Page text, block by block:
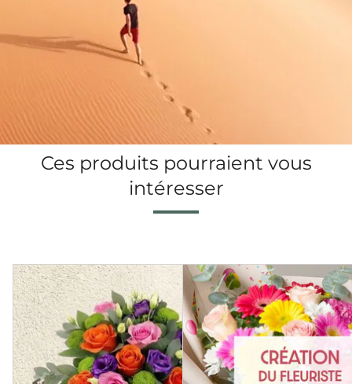
Ces produits pourraient vous
intéresser